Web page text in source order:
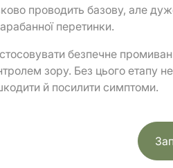
проводить базову, але
перетинки.
безпечне
зору. Без цього етапу
й посилити симптоми.